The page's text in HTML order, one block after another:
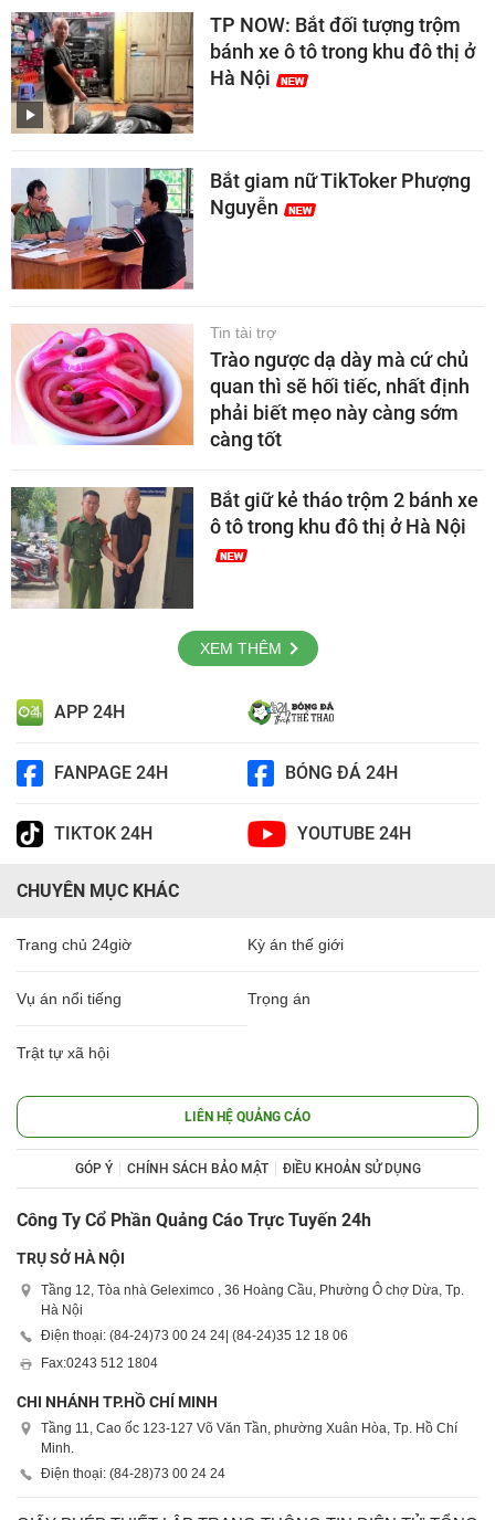
TP NOW: Bắt đối tượng trộm
bánh xe ô tô trong khu đô thị ở
Hà Nội
Bắt giam nữ TikToker Phượng
Nguyễn
Tin tài trợ
Trào ngược dạ dày mà cứ chủ
quan thì sẽ hối tiếc, nhất định
phải biết mẹo này càng sớm
càng tốt
Bắt giữ kẻ tháo trộm 2 bánh xe
ô tô trong khu đô thị ở Hà Nội
XEM THÊM
APP 24H
FANPAGE 24H BÓNG ĐÁ 24H
TIKTOK 24H YOUTUBE 24H
CHUYÊN MỤC KHÁC
Trang chủ 24giờ Kỳ án thế giới
Vụ án nổi tiếng Trọng án
Trật tự xã hội
LIÊN HỆ QUẢNG CÁO
GÓP Ý CHÍNH SÁCH BẢO MẬT ĐIỀU KHOẢN SỬ DỤNG
Công Ty Cổ Phần Quảng Cáo Trực Tuyến 24h
TRỤ SỞ HÀ NỘI
Tầng 12, Tòa nhà Geleximco , 36 Hoàng Cầu, Phường Ô chợ Dừa, Tp.
Hà Nội
Điện thoại: (84-24)73 00 24 24| (84-24)35 12 18 06
Fax:0243 512 1804
CHI NHÁNH TP.HỒ CHÍ MINH
Tầng 11, Cao ốc 123-127 Võ Văn Tần, phường Xuân Hòa, Tp. Hồ Chí
Minh.
Điện thoại: (84-28)73 00 24 24